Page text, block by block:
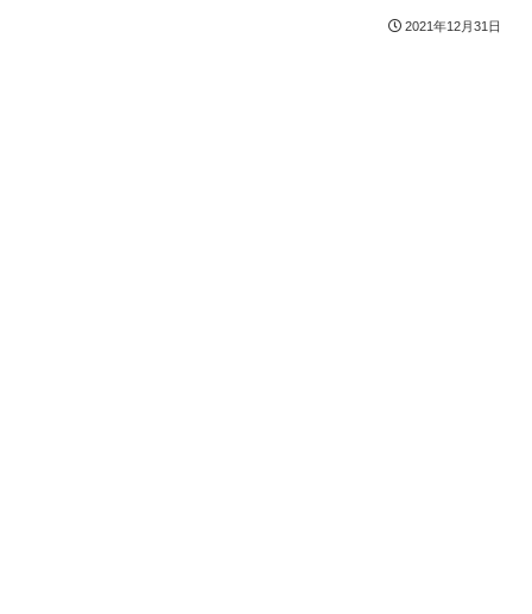
2021年12月31日